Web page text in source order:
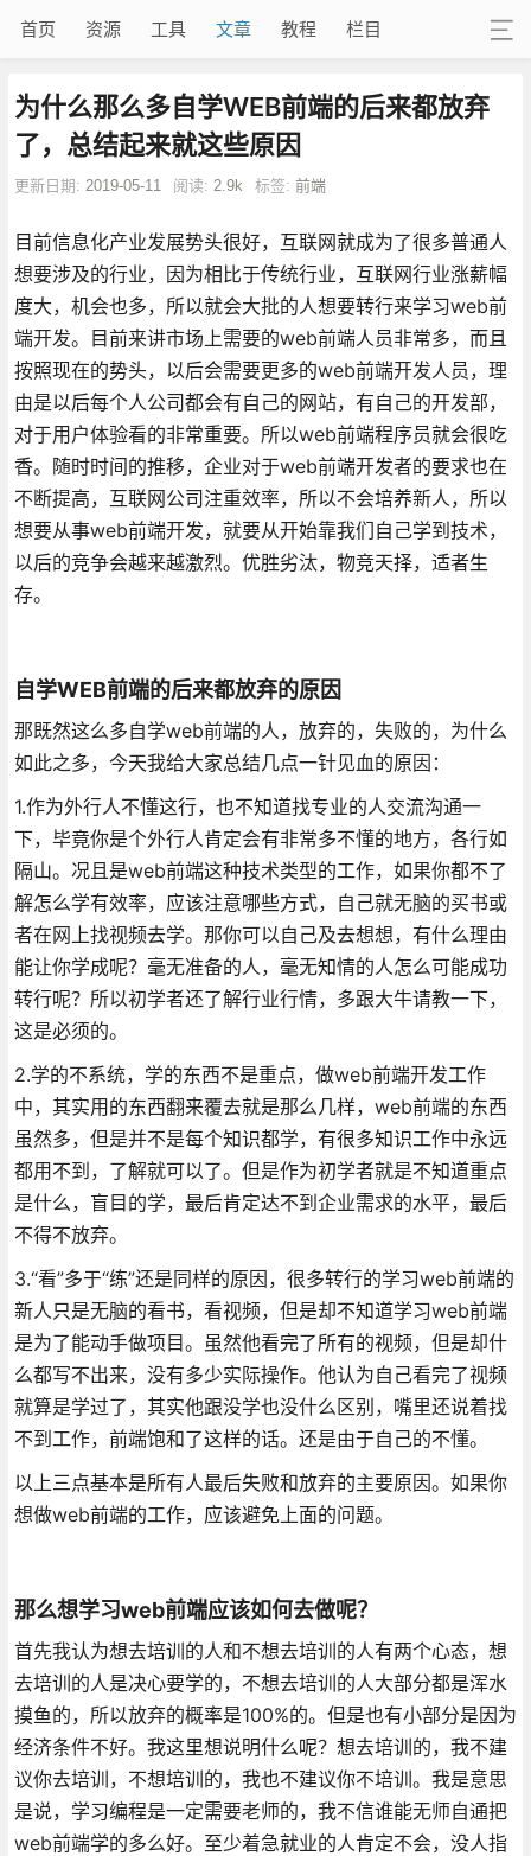
首页 资源 工具 文章 教程 栏目
为什么那么多自学WEB前端的后来都放弃
了，总结起来就这些原因
更新日期: 2019-05-11 阅读: 2.9k 标签: 前端
目前信息化产业发展势头很好，互联网就成为了很多普通人
想要涉及的行业，因为相比于传统行业，互联网行业涨薪幅
度大，机会也多，所以就会大批的人想要转行来学习web前
端开发。目前来讲市场上需要的web前端人员非常多，而且
按照现在的势头，以后会需要更多的web前端开发人员，理
由是以后每个人公司都会有自己的网站，有自己的开发部，
对于用户体验看的非常重要。所以web前端程序员就会很吃
香。随时时间的推移，企业对于web前端开发者的要求也在
不断提高，互联网公司注重效率，所以不会培养新人，所以
想要从事web前端开发，就要从开始靠我们自己学到技术，
以后的竞争会越来越激烈。优胜劣汰，物竞天择，适者生
存。
自学WEB前端的后来都放弃的原因
那既然这么多自学web前端的人，放弃的，失败的，为什么
如此之多，今天我给大家总结几点一针见血的原因：
1.作为外行人不懂这行，也不知道找专业的人交流沟通一
下，毕竟你是个外行人肯定会有非常多不懂的地方，各行如
隔山。况且是web前端这种技术类型的工作，如果你都不了
解怎么学有效率，应该注意哪些方式，自己就无脑的买书或
者在网上找视频去学。那你可以自己及去想想，有什么理由
能让你学成呢？毫无准备的人，毫无知情的人怎么可能成功
转行呢？所以初学者还了解行业行情，多跟大牛请教一下，
这是必须的。
2.学的不系统，学的东西不是重点，做web前端开发工作
中，其实用的东西翻来覆去就是那么几样，web前端的东西
虽然多，但是并不是每个知识都学，有很多知识工作中永远
都用不到，了解就可以了。但是作为初学者就是不知道重点
是什么，盲目的学，最后肯定达不到企业需求的水平，最后
不得不放弃。
3.“看”多于“练”还是同样的原因，很多转行的学习web前端的
新人只是无脑的看书，看视频，但是却不知道学习web前端
是为了能动手做项目。虽然他看完了所有的视频，但是却什
么都写不出来，没有多少实际操作。他认为自己看完了视频
就算是学过了，其实他跟没学也没什么区别，嘴里还说着找
不到工作，前端饱和了这样的话。还是由于自己的不懂。
以上三点基本是所有人最后失败和放弃的主要原因。如果你
想做web前端的工作，应该避免上面的问题。
那么想学习web前端应该如何去做呢？
首先我认为想去培训的人和不想去培训的人有两个心态，想
去培训的人是决心要学的，不想去培训的人大部分都是浑水
摸鱼的，所以放弃的概率是100%的。但是也有小部分是因为
经济条件不好。我这里想说明什么呢？想去培训的，我不建
议你去培训，不想培训的，我也不建议你不培训。我是意思
是说，学习编程是一定需要老师的，我不信谁能无师自通把
web前端学的多么好。至少着急就业的人肯定不会，没人指